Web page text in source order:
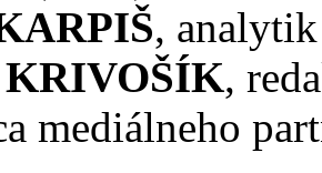
,
,
mediálneho